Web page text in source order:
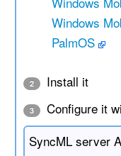
Windows
PalmOS
2 Install it
3
Configure it
SyncML server